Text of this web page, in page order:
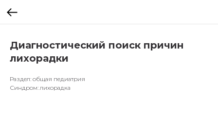
Диагностический поиск причин
лихорадки
Раздел: общая педиатрия
Синдром: лихорадка